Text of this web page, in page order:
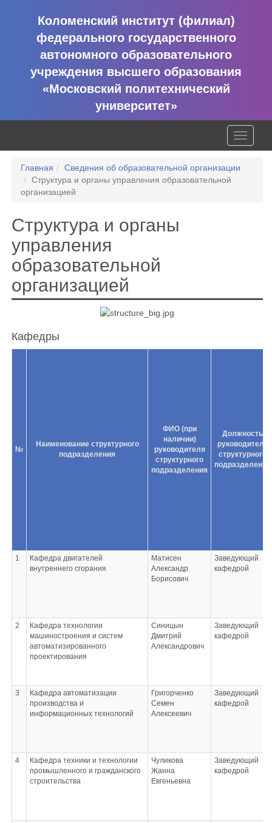
Коломенский институт (филиал)
федерального государственного
автономного образовательного
учреждения высшего образования
«Московский политехнический
университет»
Toggle
Главная
Сведения об образовательной организации
Структура и органы управления образовательной
организацией
Структура и органы
управления
образовательной
организацией
Кафедры
№
Наименование структурного
подразделения
ФИО (при
наличии)
руководителя
структурного
подразделения
Должность
руководителя
структурного
подразделения
1
Кафедра двигателей
внутреннего сгорания
Матисен
Александр
Борисович
Заведующий
кафедрой
2
Кафедра технологии
машиностроения и систем
автоматизированного
проектирования
Синицын
Дмитрий
Александрович
Заведующий
кафедрой
3
Кафедра автоматизации
производства и
информационных технологий
Григорченко
Семен
Алексеевич
Заведующий
кафедрой
4
Кафедра техники и технологии
промышленного и гражданского
строительства
Чуликова
Жанна
Евгеньевна
Заведующий
кафедрой